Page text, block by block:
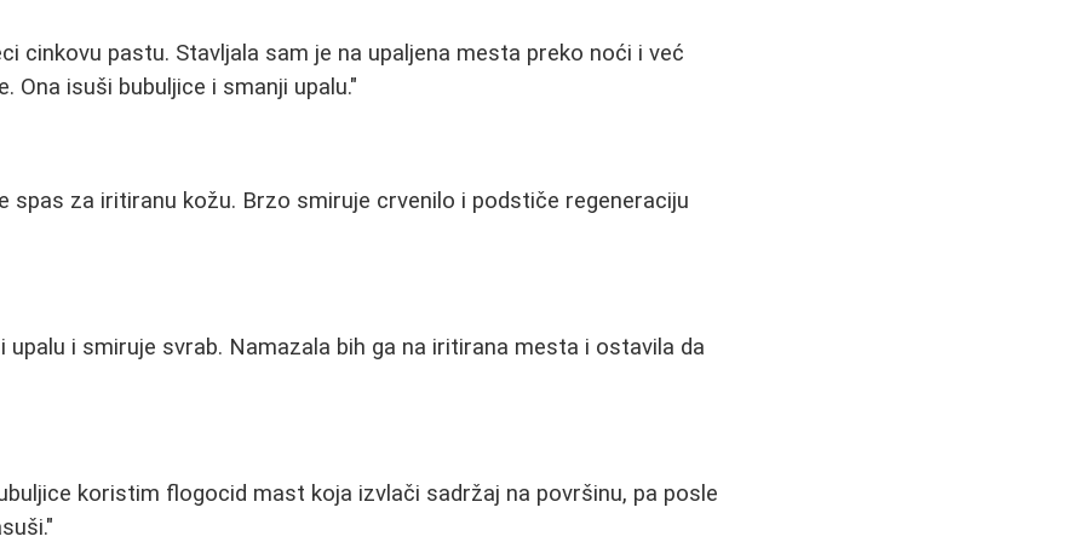
cinkovu pastu. Stavljala sam je na upaljena mesta preko noći i već
Ona isuši bubuljice i smanji upalu."
spas za iritiranu kožu. Brzo smiruje crvenilo i podstiče regeneraciju
upalu i smiruje svrab. Namazala bih ga na iritirana mesta i ostavila da
koristim flogocid mast koja izvlači sadržaj na površinu, pa posle